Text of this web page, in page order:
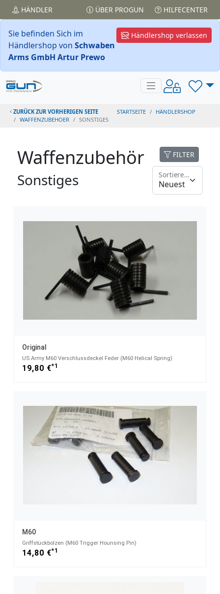
HÄNDLER ÜBER PROGUN HILFECENTER
Händlershop verlassen
Sie befinden Sich im
Händlershop von Schwaben
Arms GmbH Artur Prewo
ZURÜCK ZUR VORHERIGEN SEITE STARTSEITE
HÄNDLERSHOP
WAFFENZUBEHOER
SONSTIGES
Waffenzubehör
Sonstiges
FILTER
Sortieren nach
Original
US Army M60 Verschlussdeckel Feder (M60 Helical Spring)
19,80 €*1
M60
Griffstückbolzen (M60 Trigger Hounsing Pin)
14,80 €*1